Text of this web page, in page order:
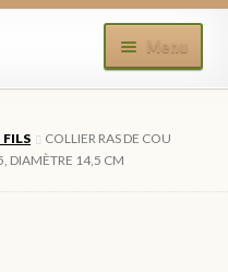
Menu
FILS
COLLIER RAS DE COU
DIAMÈTRE 14,5 CM